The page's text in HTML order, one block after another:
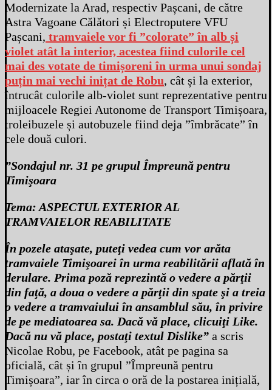
Modernizate la Arad, respectiv Pașcani, de către
Astra Vagoane Călători și Electroputere VFU
Pașcani, tramvaiele vor fi ”colorate” în alb și
violet atât la interior, acestea fiind culorile cel
mai des votate de timișoreni în urma unui sondaj
puțin mai vechi inițat de Robu, cât și la exterior,
întrucât culorile alb-violet sunt reprezentative pentru
mijloacele Regiei Autonome de Transport Timișoara,
troleibuzele și autobuzele fiind deja ”îmbrăcate” în
cele două culori.
”Sondajul nr. 31 pe grupul Împreună pentru
Timişoara
Tema: ASPECTUL EXTERIOR AL
TRAMVAIELOR REABILITATE
În pozele ataşate, puteţi vedea cum vor arăta
tramvaiele Timişoarei în urma reabilitării aflată în
derulare. Prima poză reprezintă o vedere a părţii
din faţă, a doua o vedere a părţii din spate şi a treia
o vedere a tramvaiului în ansamblul său, în privire
de pe mediatoarea sa. Dacă vă place, clicuiţi Like.
Dacă nu vă place, postaţi textul Dislike” a scris
Nicolae Robu, pe Facebook, atât pe pagina sa
oficială, cât și în grupul ”Împreună pentru
Timișoara”, iar în circa o oră de la postarea inițială,